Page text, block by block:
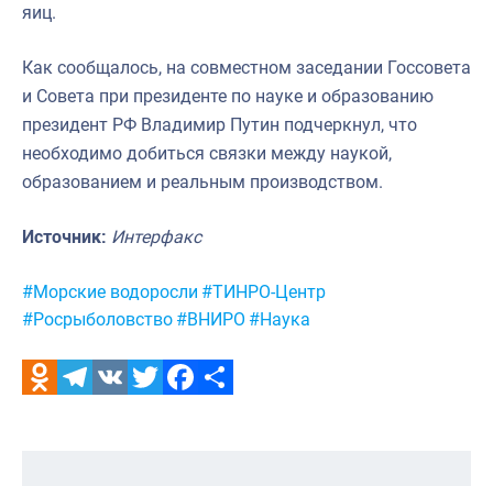
яиц.
Как сообщалось, на совместном заседании Госсовета
и Совета при президенте по науке и образованию
президент РФ Владимир Путин подчеркнул, что
необходимо добиться связки между наукой,
образованием и реальным производством.
Источник: Интерфакс
Метки:
#Морские водоросли #ТИНРО-Центр
#Росрыболовство #ВНИРО #Наука